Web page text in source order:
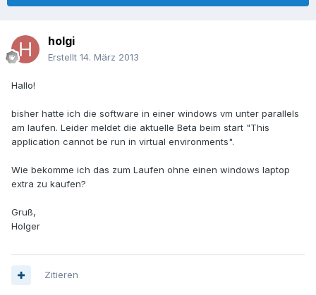
holgi
Erstellt 14. März 2013
Hallo!
bisher hatte ich die software in einer windows vm unter parallels
am laufen. Leider meldet die aktuelle Beta beim start "This
application cannot be run in virtual environments".
Wie bekomme ich das zum Laufen ohne einen windows laptop
extra zu kaufen?
Gruß,
Holger
Zitieren